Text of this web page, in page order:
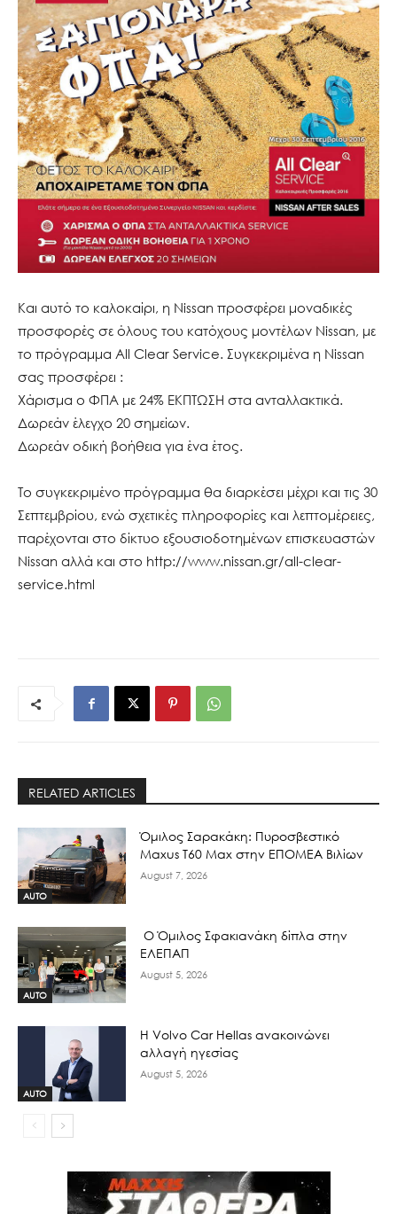
Και αυτό το καλοκαίρι, η Nissan προσφέρει μοναδικές
προσφορές σε όλους του κατόχους μοντέλων Nissan, με
το πρόγραμμα All Clear Service. Συγκεκριμένα η Nissan
σας προσφέρει :
Χάρισμα ο ΦΠΑ με 24% ΕΚΠΤΩΣΗ στα ανταλλακτικά.
Δωρεάν έλεγχο 20 σημείων.
Δωρεάν οδική βοήθεια για ένα έτος.
Το συγκεκριμένο πρόγραμμα θα διαρκέσει μέχρι και τις 30
Σεπτεμβρίου, ενώ σχετικές πληροφορίες και λεπτομέρειες,
παρέχονται στο δίκτυο εξουσιοδοτημένων επισκευαστών
Nissan αλλά και στο http://www.nissan.gr/all-clear-
service.html
RELATED ARTICLES
AUTO
Όμιλος Σαρακάκη: Πυροσβεστικό
Maxus T60 Max στην ΕΠΟΜΕΑ Βιλίων
August 7, 2026
AUTO
Ο Όμιλος Σφακιανάκη δίπλα στην
ΕΛΕΠΑΠ
August 5, 2026
AUTO
H Volvo Car Hellas ανακοινώνει
αλλαγή ηγεσίας
August 5, 2026